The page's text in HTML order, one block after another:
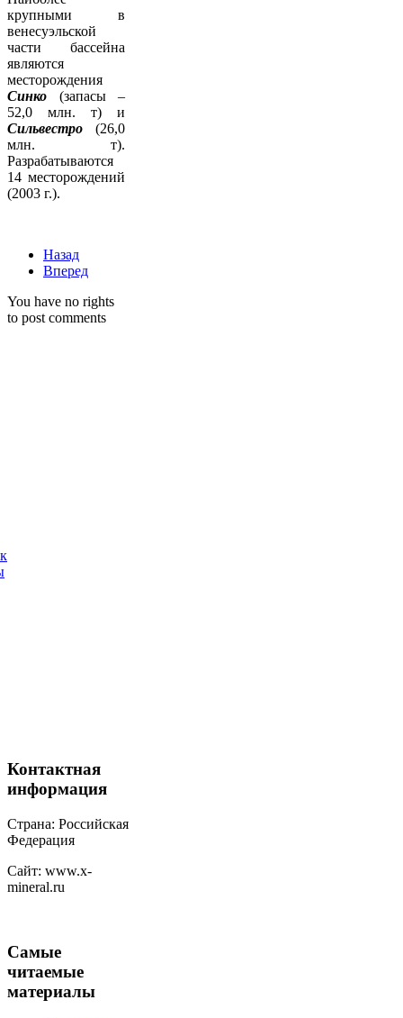
крупными в
венесуэльской
части бассейна
являются
месторождения
Синко (запасы –
52,0 млн. т) и
Сильвестро (26,0
млн. т).
Разрабатываются
14 месторождений
(2003 г.).
Назад
Вперед
You have no rights
to post comments
Контактная
информация
Страна: Российская
Федерация
Сайт: www.x-
mineral.ru
Самые
читаемые
материалы